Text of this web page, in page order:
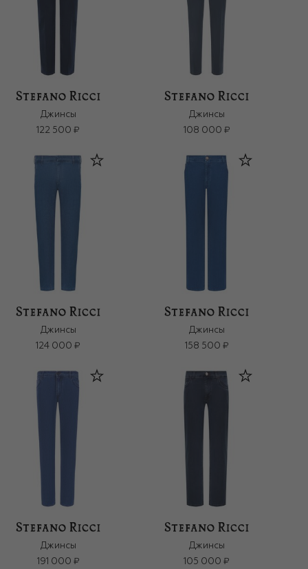
Джинсы
122 500 ₽
Джинсы
108 000 ₽
Джинсы
124 000 ₽
Джинсы
158 500 ₽
Джинсы
191 000 ₽
Джинсы
105 000 ₽